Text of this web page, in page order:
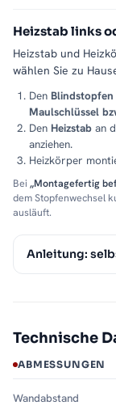
Heizstab links
Heizstab und
wählen Sie zu
Den
Maulschlüssel
Den Heizstab an
anziehen.
Heizkörper
Bei „Montagefertig
dem Stopfenwechsel
ausläuft.
Anleitung:
Technische
ABMESSUNGEN
Wandabstand